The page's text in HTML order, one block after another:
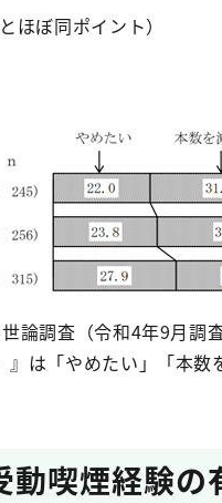
ほぼ同ポイント）
論調査（令和4年9月
』は「やめたい」「本
動喫煙経験の